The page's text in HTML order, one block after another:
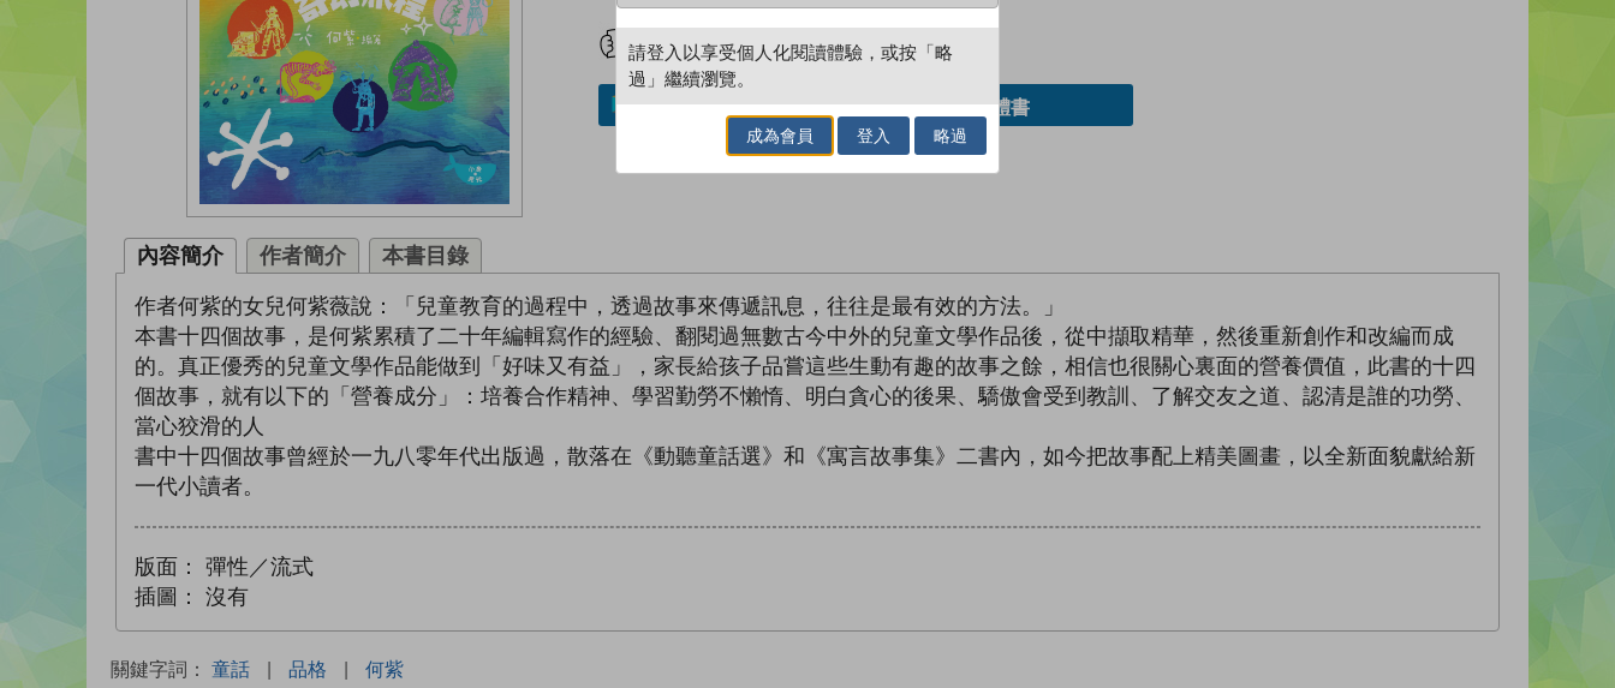
試閲 加入閱讀紀錄
加入／閱讀電子書 借閱實體書
內容簡介 作者簡介 本書目錄
作者何紫的女兒何紫薇說：「兒童教育的過程中，透過故事來傳遞訊息，往往是最有效的方法。」
本書十四個故事，是何紫累積了二十年編輯寫作的經驗、翻閱過無數古今中外的兒童文學作品後，從中擷取精華，然後重新創作和改編而成
的。真正優秀的兒童文學作品能做到「好味又有益」，家長給孩子品嘗這些生動有趣的故事之餘，相信也很關心裏面的營養價值，此書的十四
個故事，就有以下的「營養成分」：培養合作精神、學習勤勞不懶惰、明白貪心的後果、驕傲會受到教訓、了解交友之道、認清是誰的功勞、
當心狡滑的人
書中十四個故事曾經於一九八零年代出版過，散落在《動聽童話選》和《寓言故事集》二書內，如今把故事配上精美圖畫，以全新面貌獻給新
一代小讀者。
版面：
彈性／流式
插圖：
沒有
關鍵字詞： 童話 | 品格 | 何紫
請登入以享受個人化閱讀體驗，或按「略
過」繼續瀏覽。
成為會員 登入 略過